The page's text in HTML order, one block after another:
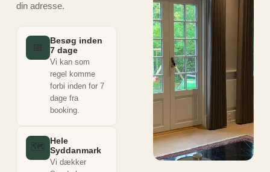
din adresse.
📅
Besøg inden
7 dage
Vi kan som
regel komme
forbi inden for 7
dage fra
booking.
🗺️
Hele
Syddanmark
Vi dækker